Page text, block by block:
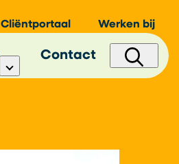
Cliëntportaal Werken bij
Contact